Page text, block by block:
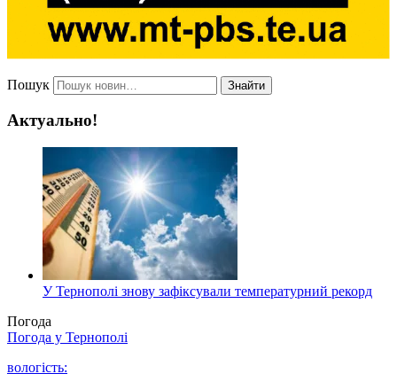
Пошук Знайти
Актуально!
У Тернополі знову зафіксували температурний рекорд
Погода
Погода у Тернополі
вологість: